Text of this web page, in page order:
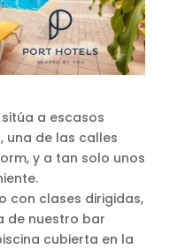
sitúa a escasos
una de las calles
y a tan solo unos
con clases dirigidas,
de nuestro bar
cubierta en la